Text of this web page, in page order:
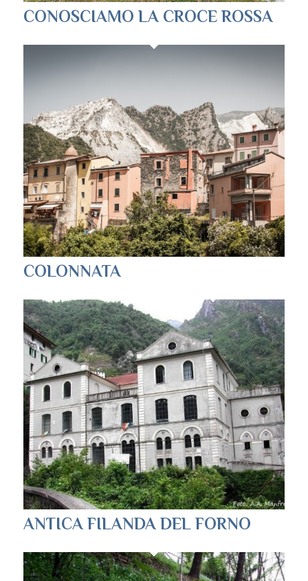
CONOSCIAMO LA CROCE ROSSA
COLONNATA
ANTICA FILANDA DEL FORNO